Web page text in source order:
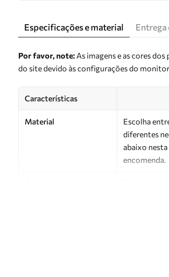
Especificações e material Entrega
Por favor, note: As imagens e as cores
do site devido às configurações do
Características
Material
Escolha
diferentes
abaixo
encomenda.